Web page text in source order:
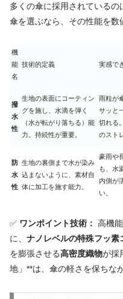
多くの傘に採用されている
傘を選ぶなら、その性能を数
機
能
名
技術的定義 実感で
撥
水
性
生地の表面にコーティン
グを施し、水滴を弾く
（水が転がり落ちる）能
力。持続性が重要。
雨粒が
サッと
切れる
のスト
防
水
性
生地の裏側まで水が染み
込まないように、素材自
体に加工を施す能力。
豪雨や
も、水
内側が
い。
✅ ワンポイント技術： 高機
に、 ナノレベルの特殊フッ素
を膨張させる高密度織物が採
地」**は、傘の軽さを保ちな